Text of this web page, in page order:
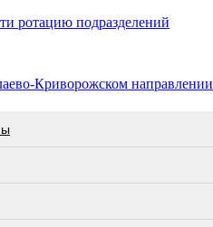
ротацию подразделений
Криворожском направлении